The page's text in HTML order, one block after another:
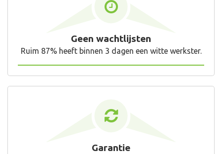
Geen wachtlijsten
Ruim 87% heeft binnen 3 dagen een witte werkster.
Garantie